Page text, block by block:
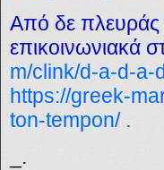
Από δε πλευράς
επικοινωνιακά
m/clink/d-a-d-a-
https://greek-
ton-tempon/.
_.